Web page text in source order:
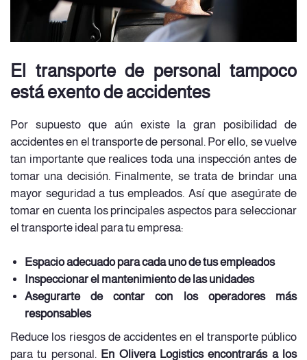
El transporte de personal tampoco
está exento de accidentes
Por supuesto que aún existe la gran posibilidad de
accidentes en el transporte de personal. Por ello, se vuelve
tan importante que realices toda una inspección antes de
tomar una decisión. Finalmente, se trata de brindar una
mayor seguridad a tus empleados. Así que asegúrate de
tomar en cuenta los principales aspectos para seleccionar
el transporte ideal para tu empresa:
Espacio adecuado para cada uno de tus empleados
Inspeccionar el mantenimiento de las unidades
Asegurarte de contar con los operadores más
responsables
Reduce los riesgos de accidentes en el transporte público
para tu personal. En Olivera Logistics encontrarás a los